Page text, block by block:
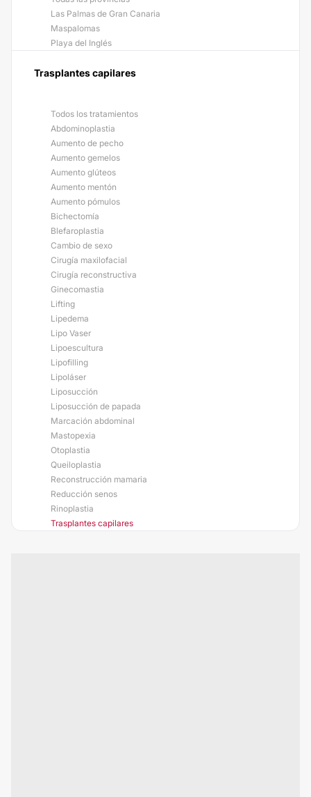
Las Palmas de Gran Canaria
Maspalomas
Playa del Inglés
Trasplantes capilares
Todos los tratamientos
Abdominoplastia
Aumento de pecho
Aumento gemelos
Aumento glúteos
Aumento mentón
Aumento pómulos
Bichectomía
Blefaroplastia
Cambio de sexo
Cirugía maxilofacial
Cirugía reconstructiva
Ginecomastia
Lifting
Lipedema
Lipo Vaser
Lipoescultura
Lipofilling
Lipoláser
Liposucción
Liposucción de papada
Marcación abdominal
Mastopexia
Otoplastia
Queiloplastia
Reconstrucción mamaria
Reducción senos
Rinoplastia
Trasplantes capilares